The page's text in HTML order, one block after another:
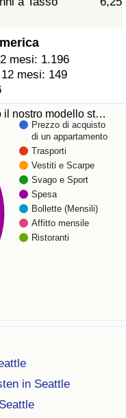
mesi: 1.196
mesi: 149
il nostro modello st…
Prezzo di acquisto
di un appartamento
Trasporti
Vestiti e Scarpe
Svago e Sport
Spesa
Bollette (Mensili)
Affitto mensile
Ristoranti
in Seattle